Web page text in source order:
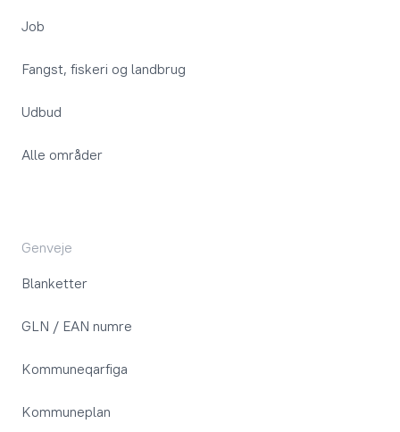
Job
Fangst, fiskeri og landbrug
Udbud
Alle områder
Genveje
Blanketter
GLN / EAN numre
Kommuneqarfiga
Kommuneplan